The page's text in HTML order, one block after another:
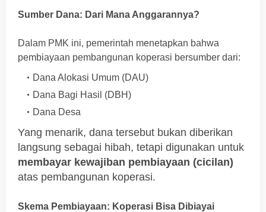
Sumber Dana: Dari Mana Anggarannya?
Dalam PMK ini, pemerintah menetapkan bahwa
pembiayaan pembangunan koperasi bersumber dari:
Dana Alokasi Umum (DAU)
Dana Bagi Hasil (DBH)
Dana Desa
Yang menarik, dana tersebut bukan diberikan
langsung sebagai hibah, tetapi digunakan untuk
membayar kewajiban pembiayaan (cicilan)
atas pembangunan koperasi.
Skema Pembiayaan: Koperasi Bisa Dibiayai